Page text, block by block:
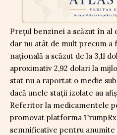
Prețul benzinei a scăzut în al
dar nu atât de mult precum
națională a scăzut de la 3,11
aproximativ 2,92 dolari la
stat nu a raportat o medie
dacă unele stații izolate au
Referitor la medicamentele
promovat platforma
semnificative pentru